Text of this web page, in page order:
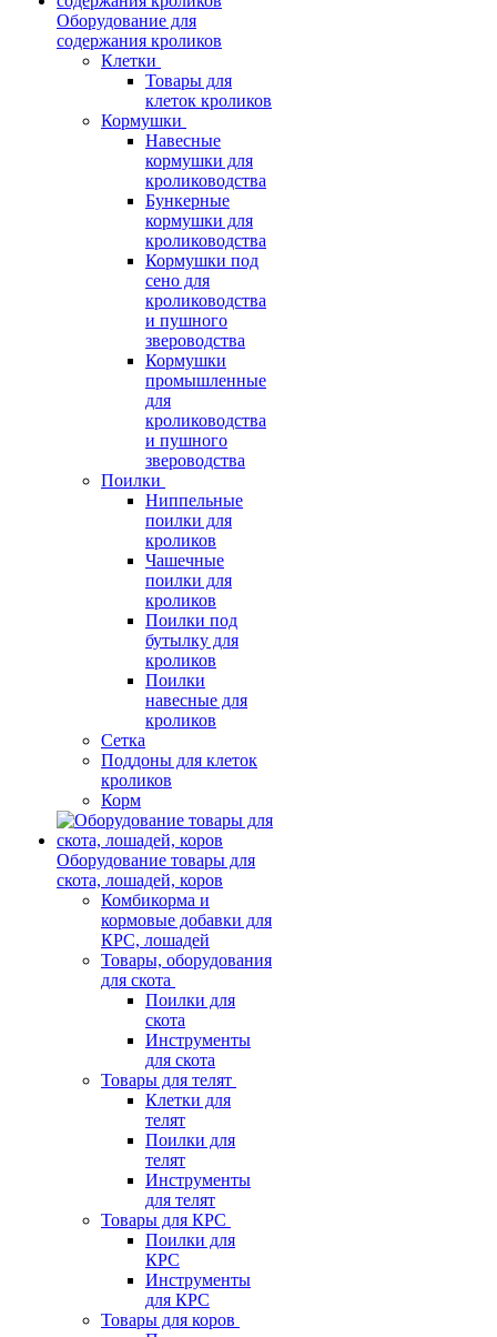
Оборудование для
содержания кроликов
Клетки
Товары для
клеток кроликов
Кормушки
Навесные
кормушки для
кролиководства
Бункерные
кормушки для
кролиководства
Кормушки под
сено для
кролиководства
и пушного
звероводства
Кормушки
промышленные
для
кролиководства
и пушного
звероводства
Поилки
Ниппельные
поилки для
кроликов
Чашечные
поилки для
кроликов
Поилки под
бутылку для
кроликов
Поилки
навесные для
кроликов
Сетка
Поддоны для клеток
кроликов
Корм
Оборудование товары для
скота, лошадей, коров
Комбикорма и
кормовые добавки для
КРС, лошадей
Товары, оборудования
для скота
Поилки для
скота
Инструменты
для скота
Товары для телят
Клетки для
телят
Поилки для
телят
Инструменты
для телят
Товары для КРС
Поилки для
КРС
Инструменты
для КРС
Товары для коров